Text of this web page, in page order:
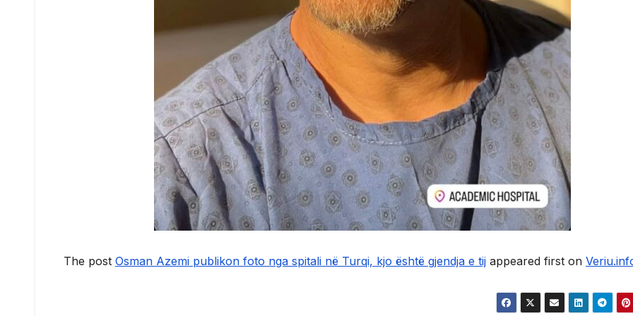
The post Osman Azemi publikon foto nga spitali në Turqi, kjo është gjendja e tij appeared first on